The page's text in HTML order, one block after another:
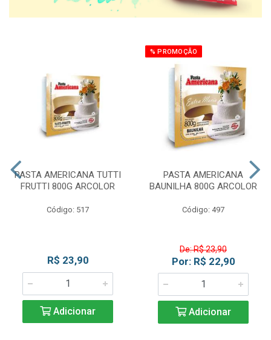
PASTA AMERICANA TUTTI
FRUTTI 800G ARCOLOR
Código: 517
R$ 23,90
Adicionar
% PROMOÇÃO
PASTA AMERICANA
BAUNILHA 800G ARCOLOR
Código: 497
De: R$ 23,90
Por: R$ 22,90
Adicionar